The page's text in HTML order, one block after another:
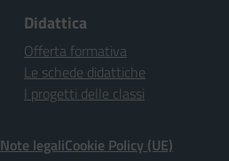
Didattica
Offerta formativa
Le schede didattiche
I progetti delle classi
Note legaliCookie Policy (UE)